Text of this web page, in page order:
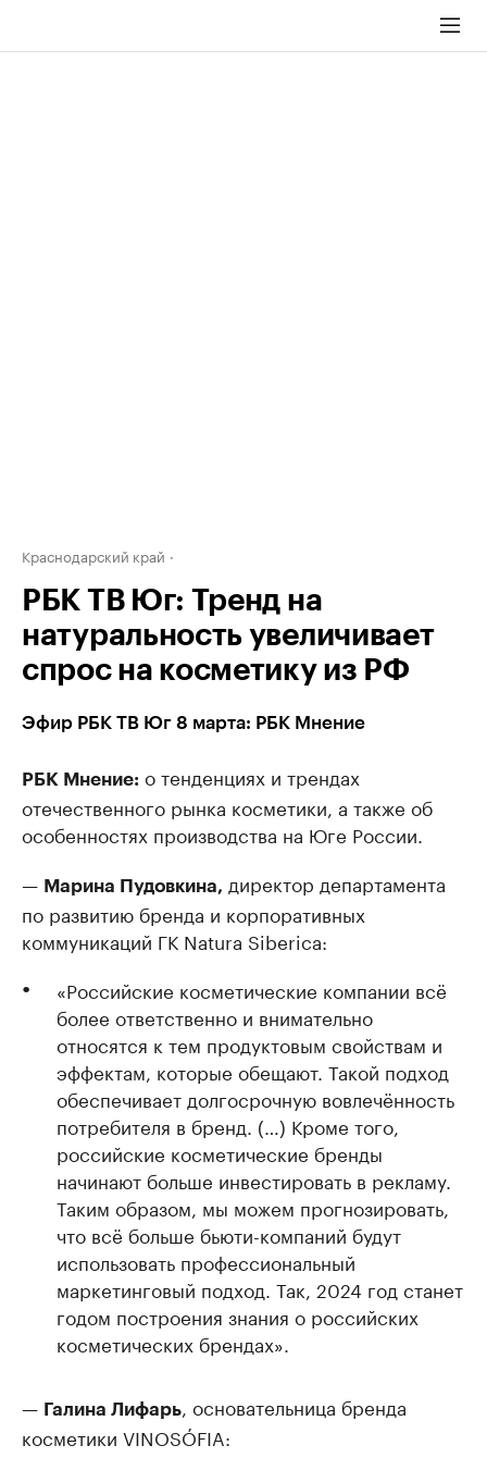
Краснодарский край
РБК ТВ Юг: Тренд на
натуральность увеличивает
спрос на косметику из РФ
Эфир РБК ТВ Юг 8 марта: РБК Мнение
РБК Мнение: о тенденциях и трендах
отечественного рынка косметики, а также об
особенностях производства на Юге России.
— Марина Пудовкина, директор департамента
по развитию бренда и корпоративных
коммуникаций ГК Natura Siberica:
«Российские косметические компании всё
более ответственно и внимательно
относятся к тем продуктовым свойствам и
эффектам, которые обещают. Такой подход
обеспечивает долгосрочную вовлечённость
потребителя в бренд. (…) Кроме того,
российские косметические бренды
начинают больше инвестировать в рекламу.
Таким образом, мы можем прогнозировать,
что всё больше бьюти-компаний будут
использовать профессиональный
маркетинговый подход. Так, 2024 год станет
годом построения знания о российских
косметических брендах».
— Галина Лифарь , основательница бренда
косметики VINOSÓFIA: